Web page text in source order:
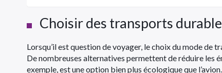
Choisir des transports
Lorsqu’il est question de voyager, le choix du mode
De nombreuses alternatives permettent de réduire les
exemple, est une option bien plus écologique que